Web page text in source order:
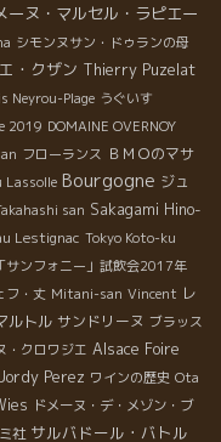
ーヌ・マルセル・ラピエー
シモンヌサン・ドゥランの母
・クザン Thierry Puzelat
Neyrou-Plage うぐいす
2019 DOMAINE OVERNOY
フローランス ＢＭＯのマサ
Lassolle Bourgogne ジュ
san Sakagami Hino-
Lestignac Tokyo Koto-ku
サンフォニー」試飲会2017年
フ・丈 Mitani-san Vincent レ
ルトル サンドリーヌ ブラッス
・クロワジエ Alsace Foire
Jordy Perez ワインの歴史 Ota
ドメーヌ・デ・メゾン・ブ
社 サルバドール・バトル